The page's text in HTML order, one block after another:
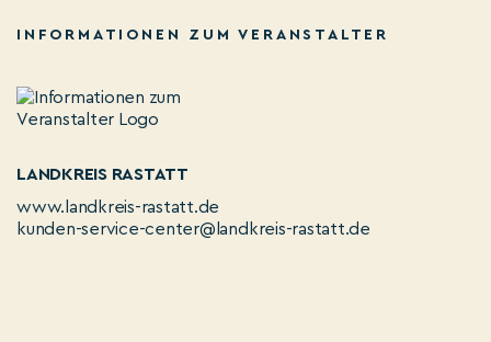
INFORMATIONEN ZUM VERANSTALTER
LANDKREIS RASTATT
www.landkreis-rastatt.de
kunden-service-center@landkreis-rastatt.de